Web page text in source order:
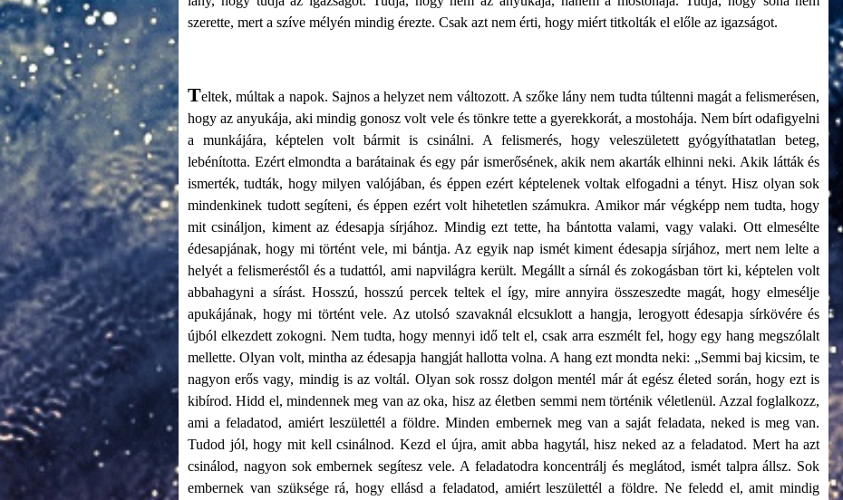
szerette, mert a szíve mélyén mindig érezte. Csak azt nem érti, hogy miért titkolták el előle az igazságot.
Teltek, múltak a napok. Sajnos a helyzet nem változott. A szőke lány nem tudta túltenni magát a felismerésen,
hogy az anyukája, aki mindig gonosz volt vele és tönkre tette a gyerekkorát, a mostohája. Nem bírt odafigyelni
a munkájára, képtelen volt bármit is csinálni. A felismerés, hogy veleszületett gyógyíthatatlan beteg,
lebénította. Ezért elmondta a barátainak és egy pár ismerősének, akik nem akarták elhinni neki. Akik látták és
ismerték, tudták, hogy milyen valójában, és éppen ezért képtelenek voltak elfogadni a tényt. Hisz olyan sok
mindenkinek tudott segíteni, és éppen ezért volt hihetetlen számukra. Amikor már végképp nem tudta, hogy
mit csináljon, kiment az édesapja sírjához. Mindig ezt tette, ha bántotta valami, vagy valaki. Ott elmesélte
édesapjának, hogy mi történt vele, mi bántja. Az egyik nap ismét kiment édesapja sírjához, mert nem lelte a
helyét a felismeréstől és a tudattól, ami napvilágra került. Megállt a sírnál és zokogásban tört ki, képtelen volt
abbahagyni a sírást. Hosszú, hosszú percek teltek el így, mire annyira összeszedte magát, hogy elmesélje
apukájának, hogy mi történt vele. Az utolsó szavaknál elcsuklott a hangja, lerogyott édesapja sírkövére és
újból elkezdett zokogni. Nem tudta, hogy mennyi idő telt el, csak arra eszmélt fel, hogy egy hang megszólalt
mellette. Olyan volt, mintha az édesapja hangját hallotta volna. A hang ezt mondta neki: „Semmi baj kicsim, te
nagyon erős vagy, mindig is az voltál. Olyan sok rossz dolgon mentél már át egész életed során, hogy ezt is
kibírod. Hidd el, mindennek meg van az oka, hisz az életben semmi nem történik véletlenül. Azzal foglalkozz,
ami a feladatod, amiért leszülettél a földre. Minden embernek meg van a saját feladata, neked is meg van.
Tudod jól, hogy mit kell csinálnod. Kezd el újra, amit abba hagytál, hisz neked az a feladatod. Mert ha azt
csinálod, nagyon sok embernek segítesz vele. A feladatodra koncentrálj és meglátod, ismét talpra állsz. Sok
embernek van szüksége rá, hogy ellásd a feladatod, amiért leszülettél a földre. Ne feledd el, amit mindig